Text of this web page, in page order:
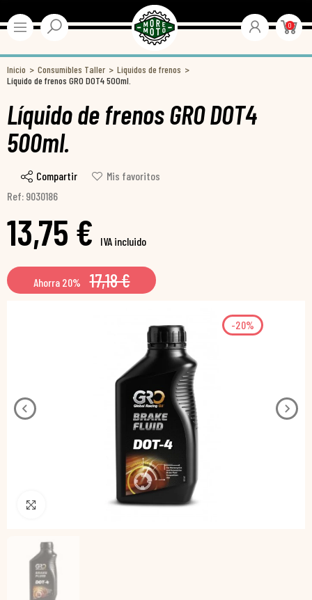
0
Inicio Consumibles Taller
Liquidos de frenos
Líquido de frenos GRO DOT4 500ml.
Líquido de frenos GRO DOT4
500ml.
Compartir
Mis favoritos
Ref: 9030186
13,75 € IVA incluido
Ahorra 20% 17,18 €
-20%
Pincha para agrandar